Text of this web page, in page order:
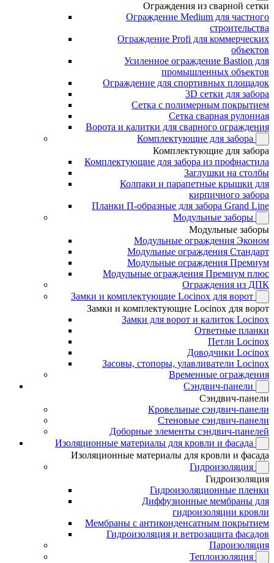
Ограждения из сварной сетки
Ограждение Medium для частного
строительства
Ограждение Profi для коммерческих
объектов
Усиленное ограждение Bastion для
промышленных объектов
Ограждение для спортивных площадок
3D сетки для забора
Сетка с полимерным покрытием
Сетка сварная рулонная
Ворота и калитки для сварного ограждения
Комплектующие для забора
Комплектующие для забора
Комплектующие для забора из профнастила
Заглушки на столбы
Колпаки и парапетные крышки для
кирпичного забора
Планки П-образные для забора Grand Line
Модульные заборы
Модульные заборы
Модульные ограждения Эконом
Модульные ограждения Стандарт
Модульные ограждения Премиум
Модульные ограждения Премиум плюс
Ограждения из ДПК
Замки и комплектующие Locinox для ворот
Замки и комплектующие Locinox для ворот
Замки для ворот и калиток Locinox
Ответные планки
Петли Locinox
Доводчики Locinox
Засовы, стопоры, улавливатели Locinox
Временные ограждения
Сэндвич-панели
Сэндвич-панели
Кровельные сэндвич-панели
Стеновые сэндвич-панели
Доборные элементы сэндвич-панелей
Изоляционные материалы для кровли и фасада
Изоляционные материалы для кровли и фасада
Гидроизоляция
Гидроизоляция
Гидроизоляционные пленки
Диффузионные мембраны для
гидроизоляции кровли
Мембраны с антиконденсатным покрытием
Гидроизоляция и ветрозащита фасадов
Пароизоляция
Теплоизоляция